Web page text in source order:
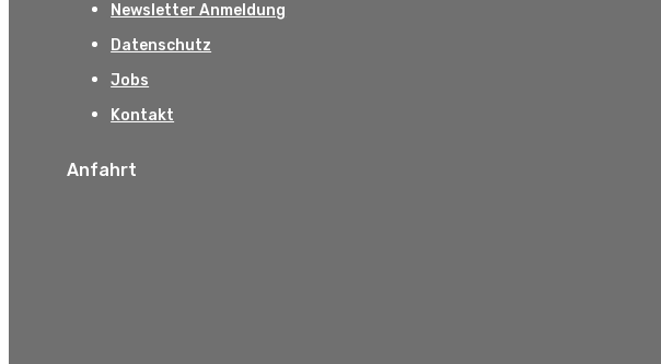
Newsletter Anmeldung
Datenschutz
Jobs
Kontakt
Anfahrt